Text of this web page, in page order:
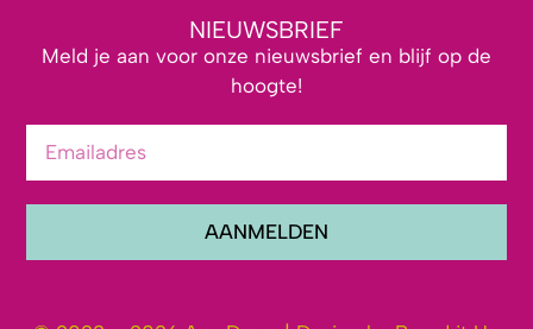
NIEUWSBRIEF
Meld je aan voor onze nieuwsbrief en blijf op de
hoogte!
AANMELDEN